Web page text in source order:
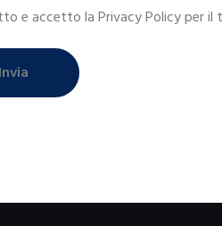
e accetto la Privacy Policy per
Invia